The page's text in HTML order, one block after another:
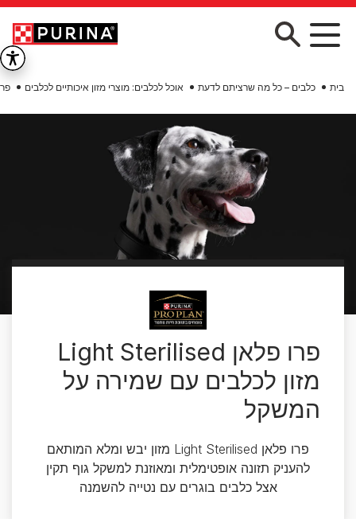
Skip to main content
בית כלבים – כל מה שרציתם לדעת אוכל לכלבים: מוצרי מזון איכותיים לכלבים
פרו פלאן Light Sterilised
מזון לכלבים עם שמירה על
המשקל
פרו פלאן Light Sterilised מזון יבש ומלא המותאם
להעניק תזונה אופטימלית ומאוזנת למשקל גוף תקין
אצל כלבים בוגרים עם נטייה להשמנה